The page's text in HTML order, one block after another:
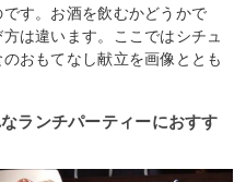
す。お酒を飲むかどうかで
は違います。ここではシチュ
おもてなし献立を画像ととも
ランチパーティーにおすす